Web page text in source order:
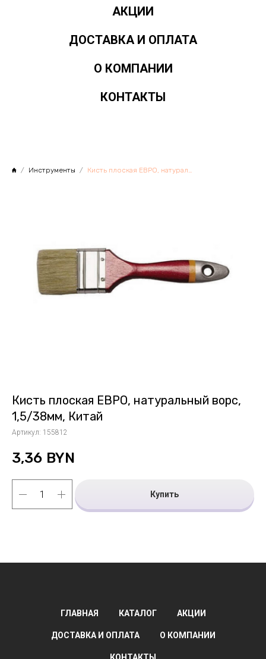
АКЦИИ
ДОСТАВКА И ОПЛАТА
О КОМПАНИИ
КОНТАКТЫ
Инструменты
Кисть плоская ЕВРО, натуральный ворс,
1,5/38мм, Китай
Артикул: 155812
3,36 BYN
Купить
ГЛАВНАЯ КАТАЛОГ АКЦИИ
ДОСТАВКА И ОПЛАТА О КОМПАНИИ